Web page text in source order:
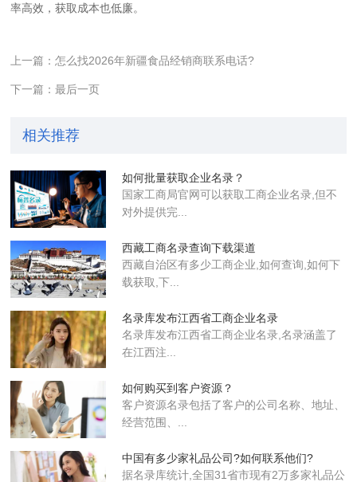
率高效，获取成本也低廉。
上一篇：怎么找2026年新疆食品经销商联系电话?
下一篇：最后一页
相关推荐
如何批量获取企业名录？
国家工商局官网可以获取工商企业名录,但不
对外提供完...
西藏工商名录查询下载渠道‌
西藏自治区有多少工商企业,如何查询,如何下
载获取,下...
名录库发布江西省工商企业名录
名录库​发布江西省工商企业名录,名录涵盖了
在江西注...
如何购买到客户资源？
客户资源名录包括了客户的公司名称、地址、
经营范围、...
中国有多少家礼品公司?如何联系他们?
据名录库统计,全国31省市现有2万多家礼品公